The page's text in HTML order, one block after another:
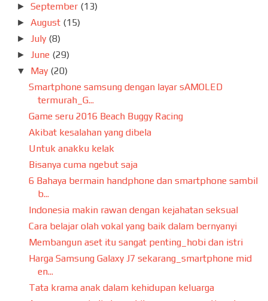
►September (13)
►August (15)
►July (8)
►June (29)
▼ May (20)
Smartphone samsung dengan layar sAMOLED
termurah_G...
Game seru 2016 Beach Buggy Racing
Akibat kesalahan yang dibela
Untuk anakku kelak
Bisanya cuma ngebut saja
6 Bahaya bermain handphone dan smartphone sambil
b...
Indonesia makin rawan dengan kejahatan seksual
Cara belajar olah vokal yang baik dalam bernyanyi
Membangun aset itu sangat penting_hobi dan istri
Harga Samsung Galaxy J7 sekarang_smartphone mid
en...
Tata krama anak dalam kehidupan keluarga